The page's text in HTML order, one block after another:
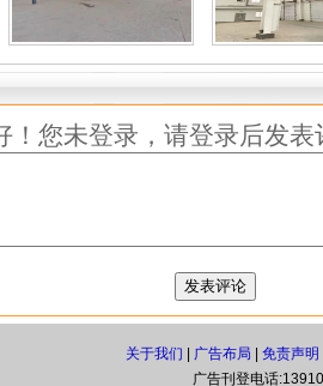
！您未登录，请登录后发
关于我们 广告布局 免责声明
广告刊登电话